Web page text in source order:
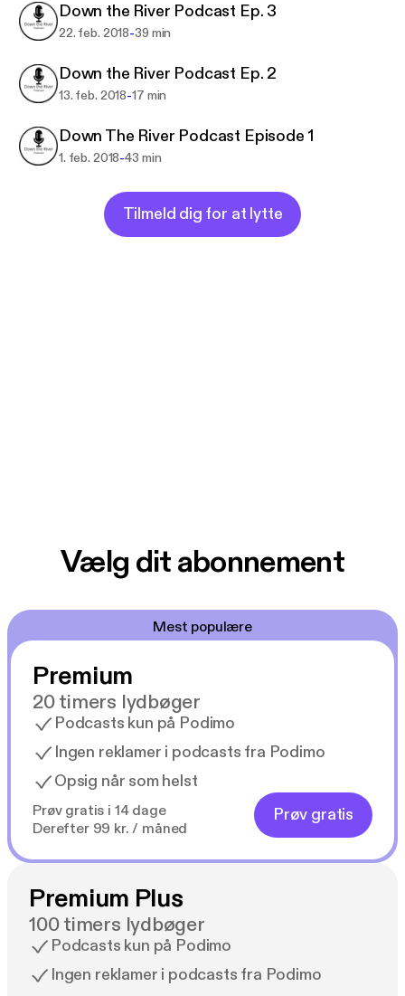
Down the River Podcast Ep. 3
22. feb. 2018-39 min
Down the River Podcast Ep. 2
13. feb. 2018-17 min
Down The River Podcast Episode 1
1. feb. 2018-43 min
Tilmeld dig for at lytte
Vælg dit abonnement
Mest populære
Premium
20 timers lydbøger
Podcasts kun på Podimo
Ingen reklamer i podcasts fra Podimo
Opsig når som helst
Prøv gratis i 14 dage
Derefter 99 kr. / måned
Prøv gratis
Premium Plus
100 timers lydbøger
Podcasts kun på Podimo
Ingen reklamer i podcasts fra Podimo